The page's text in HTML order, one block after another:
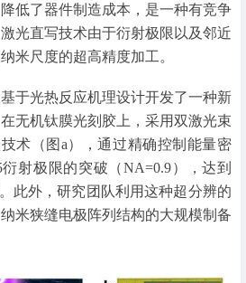
低了器件制造成本，是一种有竞争
光直写技术由于衍射极限以及邻近
米尺度的超高精度加工。
于光热反应机理设计开发了一种新
无机钛膜光刻胶上，采用双激光束
技术（图a），通过精确控制能量密
射极限的突破（NA=0.9），达到
此外，研究团队利用这种超分辨的
米狭缝电极阵列结构的大规模制备